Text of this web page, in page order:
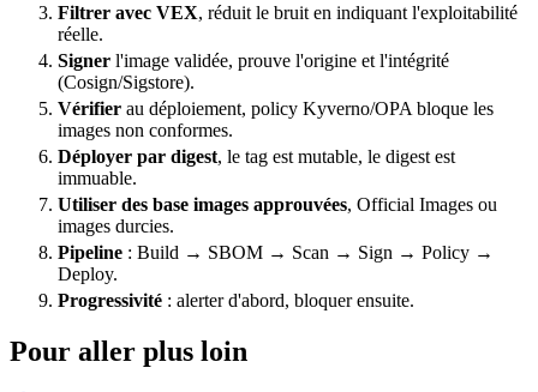
Filtrer avec VEX, réduit le bruit en indiquant l'exploitabilité
réelle.
Signer l'image validée, prouve l'origine et l'intégrité
(Cosign/Sigstore).
Vérifier au déploiement, policy Kyverno/OPA bloque les
images non conformes.
Déployer par digest, le tag est mutable, le digest est
immuable.
Utiliser des base images approuvées, Official Images ou
images durcies.
Pipeline : Build → SBOM → Scan → Sign → Policy →
Deploy.
Progressivité : alerter d'abord, bloquer ensuite.
Pour aller plus loin